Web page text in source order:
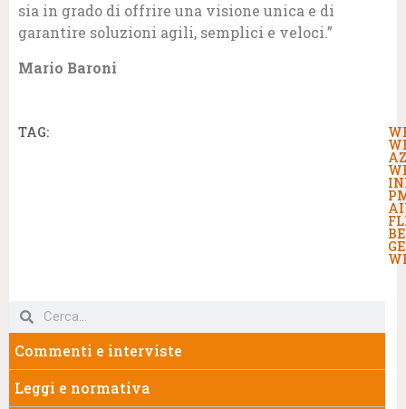
sia in grado di offrire una visione unica e di
garantire soluzioni agili, semplici e veloci.”
Mario Baroni
TAG:
Commenti e interviste
Leggi e normativa